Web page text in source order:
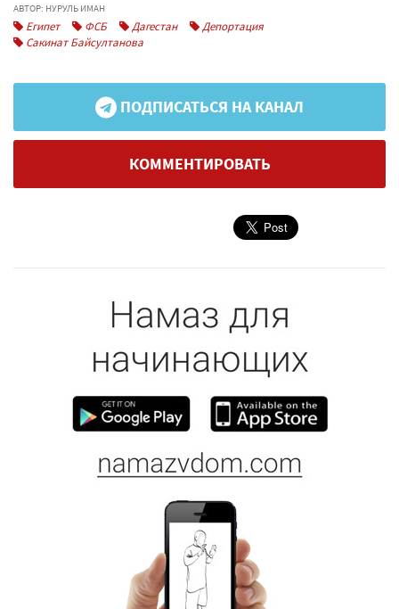
АВТОР: НУРУЛЬ ИМАН
Египет ФСБ Дагестан
Депортация
Сакинат Байсултанова
ПОДПИСАТЬСЯ НА КАНАЛ
КОММЕНТИРОВАТЬ